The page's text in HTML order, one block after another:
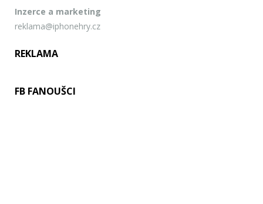
Inzerce a marketing
reklama@iphonehry.cz
REKLAMA
FB FANOUŠCI